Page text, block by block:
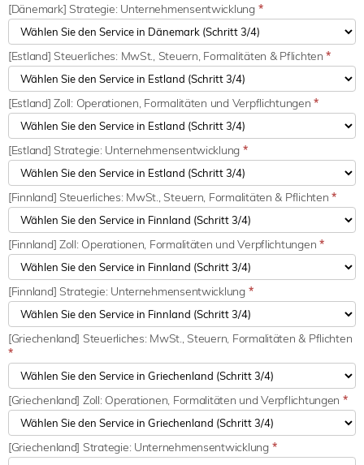
[Dänemark] Strategie: Unternehmensentwicklung *
[Estland] Steuerliches: MwSt., Steuern, Formalitäten & Pflichten*
[Estland] Zoll: Operationen, Formalitäten und Verpflichtungen*
[Estland] Strategie: Unternehmensentwicklung *
[Finnland] Steuerliches: MwSt., Steuern, Formalitäten & Pflichten*
[Finnland] Zoll: Operationen, Formalitäten und Verpflichtungen *
[Finnland] Strategie: Unternehmensentwicklung *
[Griechenland] Steuerliches: MwSt., Steuern, Formalitäten & Pflichten
*
[Griechenland] Zoll: Operationen, Formalitäten und Verpflichtungen *
[Griechenland] Strategie: Unternehmensentwicklung *